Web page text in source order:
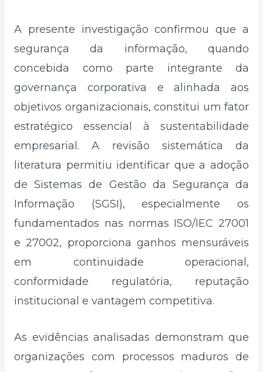
A presente investigação confirmou que a
segurança da informação, quando
concebida como parte integrante da
governança corporativa e alinhada aos
objetivos organizacionais, constitui um fator
estratégico essencial à sustentabilidade
empresarial. A revisão sistemática da
literatura permitiu identificar que a adoção
de Sistemas de Gestão da Segurança da
Informação (SGSI), especialmente os
fundamentados nas normas ISO/IEC 27001
e 27002, proporciona ganhos mensuráveis
em continuidade operacional,
conformidade regulatória, reputação
institucional e vantagem competitiva.
As evidências analisadas demonstram que
organizações com processos maduros de